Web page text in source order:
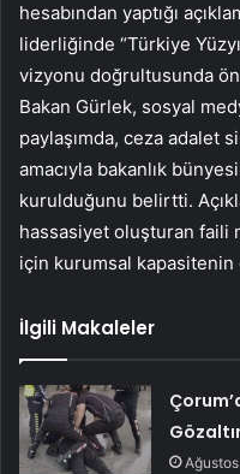
hesabından yaptığı
liderliğinde “Türkiye
vizyonu doğrultusunda
Bakan Gürlek, sosyal
paylaşımda, ceza adalet
amacıyla bakanlık
kurulduğunu belirtti.
hassasiyet oluşturan faili
için kurumsal
İlgili Makaleler